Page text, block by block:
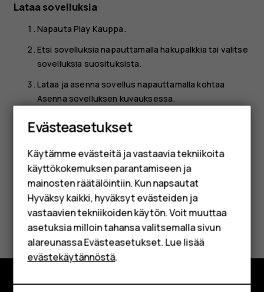
Älypuhelimet
Perinteiset puhelimet
Lisävarusteet
HMD Terra M
Yrityksille
Tabletit
Shop
Lataa sovelluksia
NapautaPlay Kauppa.
Etsi sovelluksia napauttamalla hakupalkkia tai valitse
sovelluksia suosituksista.
Lataa ja asenna sovellus napauttamalla kohtaa
Asenna sovelluksen kuvauksessa.
pyyhkäisemällä näytön alareunasta ylöspäin.
Oliko tästä apua?
Kyllä Ei
Evästeasetukset
Käytämme evästeitä ja vastaavia tekniikoita
käyttökokemuksen parantamiseen ja
mainosten räätälöintiin. Kun napsautat
Hyväksy kaikki, hyväksyt evästeiden ja
vastaavien tekniikoiden käytön. Voit muuttaa
asetuksia milloin tahansa valitsemalla sivun
alareunassa Evästeasetukset. Lue lisää
evästekäytännöstä.